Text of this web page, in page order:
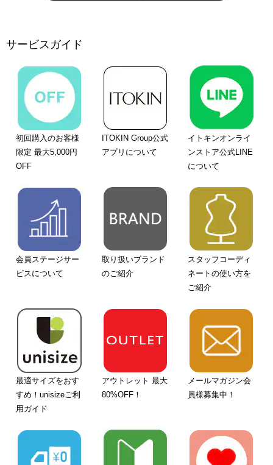
サービスガイド
初回購入のお客様
限定 最大5,000円
OFF
ITOKIN Group公式
アプリについて
イトキンオンライ
ンストア公式LINE
について
会員ステージサー
ビスについて
取り扱いブランド
のご紹介
スタッフコーディ
ネートの使い方を
ご紹介
最適サイズをおす
すめ！unisizeご利
用ガイド
アウトレット 最大
80%OFF！
メールマガジン会
員様募集中！